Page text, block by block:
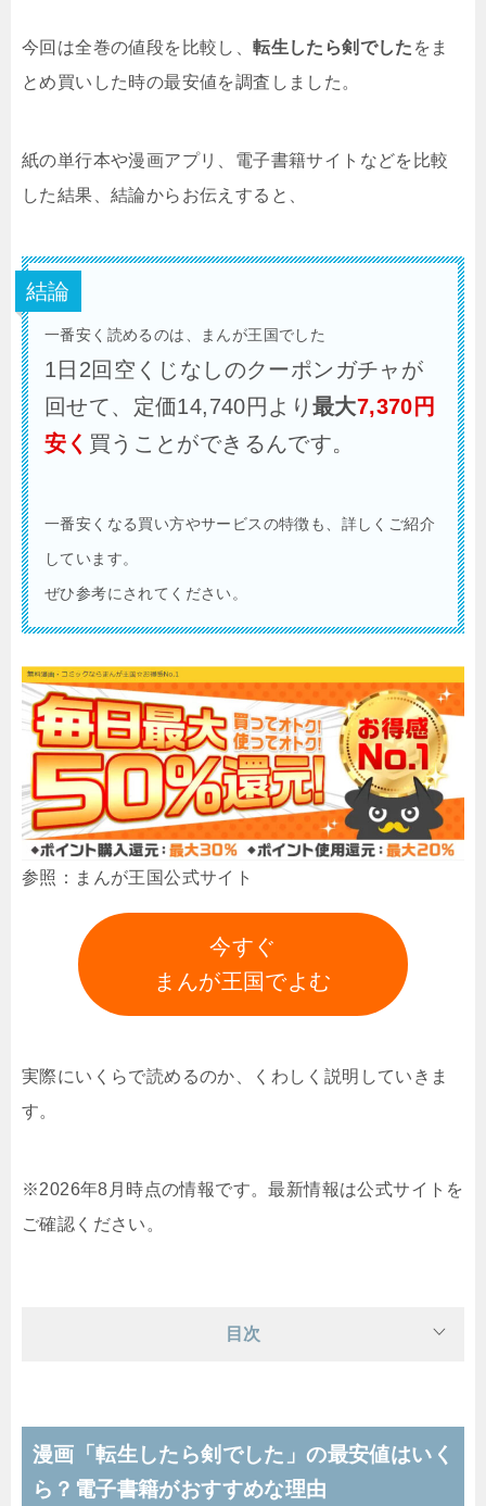
今回は全巻の値段を比較し、転生したら剣でした をま
とめ買いした時の最安値を調査しました。
紙の単行本や漫画アプリ、電子書籍サイトなどを比較
した結果、結論からお伝えすると、
結論
一番安く読めるのは、まんが王国でした
1日2回空くじなしのクーポンガチャが
回せて、定価14,740円より 最大7,370円
安く 買うことができるんです。
一番安くなる買い方やサービスの特徴も、詳しくご紹介
しています。
ぜひ参考にされてください。
参照：まんが王国公式サイト
今すぐ
まんが王国でよむ
実際にいくらで読めるのか、くわしく説明していきま
す。
※2026年8月時点の情報です。最新情報は公式サイトを
ご確認ください。
目次
漫画「転生したら剣でした」の最安値はいく
ら？電子書籍がおすすめな理由